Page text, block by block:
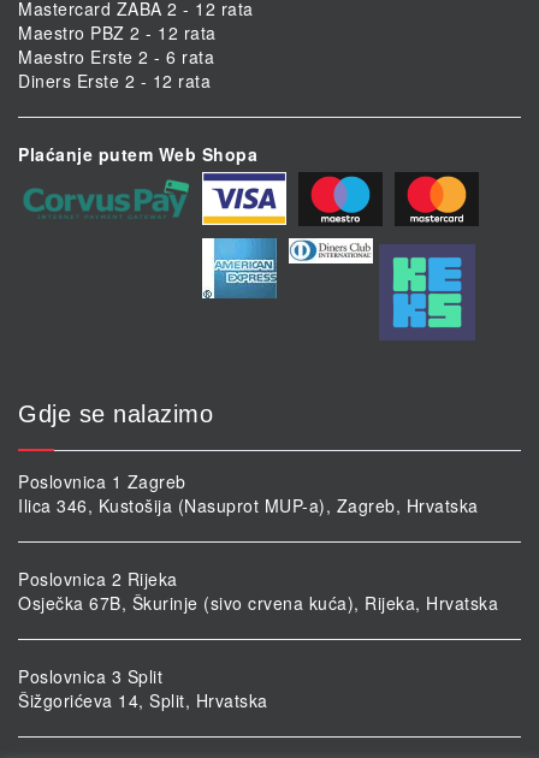
Mastercard ZABA 2 - 12 rata
Maestro PBZ 2 - 12 rata
Maestro Erste 2 - 6 rata
Diners Erste 2 - 12 rata
Plaćanje putem Web Shopa
Gdje se nalazimo
Poslovnica 1 Zagreb
Ilica 346, Kustošija (Nasuprot MUP-a), Zagreb, Hrvatska
Poslovnica 2 Rijeka
Osječka 67B, Škurinje (sivo crvena kuća), Rijeka, Hrvatska
Poslovnica 3 Split
Šižgorićeva 14, Split, Hrvatska